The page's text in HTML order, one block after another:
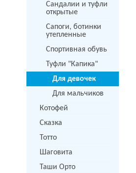
Сандалии и туфли
открытые
Сапоги, ботинки
утепленные
Спортивная обувь
Туфли "Капика"
Для девочек
Для мальчиков
Котофей
Сказка
Тотто
Шаговита
Таши Орто